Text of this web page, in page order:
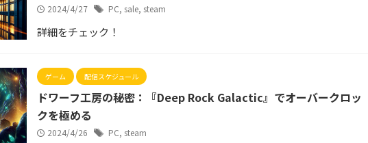
2024/4/27 PC, sale, steam
詳細をチェック！
ゲーム 配信スケジュール
ドワーフ工房の秘密：『Deep Rock Galactic』でオーバークロッ
クを極める
2024/4/26 PC, steam